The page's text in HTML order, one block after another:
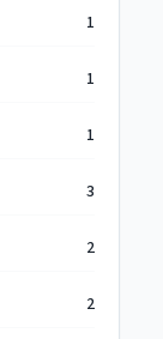
1
1
1
3
2
2